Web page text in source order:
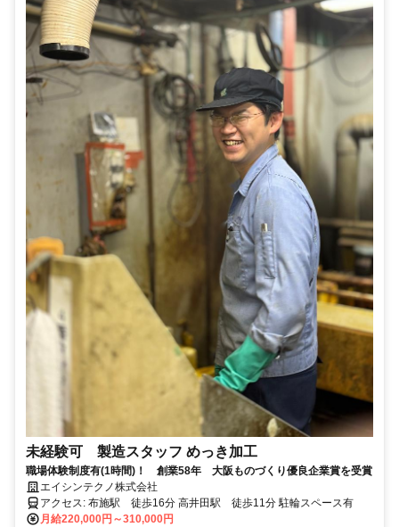
未経験可 製造スタッフ めっき加工
職場体験制度有(1時間)！ 創業58年 大阪ものづくり優良企業賞を受賞
エイシンテクノ株式会社
アクセス: 布施駅 徒歩16分 高井田駅 徒歩11分 駐輪スペース有
月給220,000円～310,000円